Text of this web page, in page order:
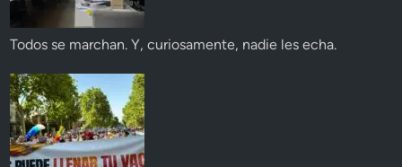
Todos se marchan. Y, curiosamente, nadie les echa.